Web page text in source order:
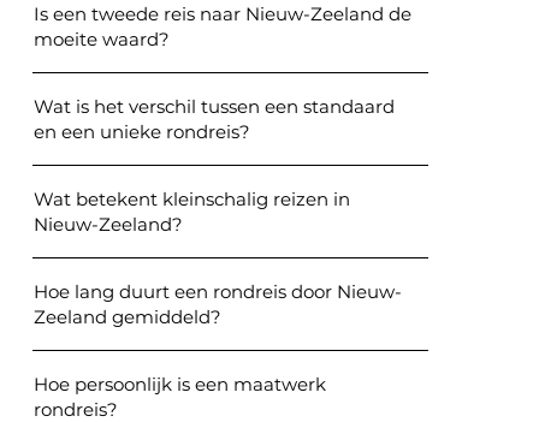
Is een tweede reis naar Nieuw-Zeeland de
moeite waard?
Wat is het verschil tussen een standaard
en een unieke rondreis?
Wat betekent kleinschalig reizen in
Nieuw-Zeeland?
Hoe lang duurt een rondreis door Nieuw-
Zeeland gemiddeld?
Hoe persoonlijk is een maatwerk
rondreis?